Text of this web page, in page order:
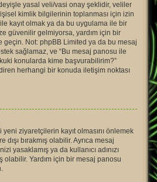
yasal veli/vasi onay şeklidir, veliler
kimlik bilgilerinin toplanması için izin
kayıt olmak ya da bu uygulama ile bir
güvenilir gelmiyorsa, yardım için bir
geçin. Not: phpBB Limited ya da bu mesaj
sağlamaz, ve “Bu mesaj panosu ile
konularda kime başvurabilirim?”
herhangi bir konuda iletişim noktası
ziyaretçilerin kayıt olmasını önlemek
dışı bırakmış olabilir. Ayrıca mesaj
yasaklamış ya da kullanıcı adınızı
olabilir. Yardım için bir mesaj panosu